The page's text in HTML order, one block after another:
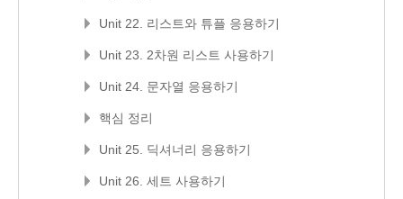
Unit 22. 리스트와 튜플 응용하기
Unit 23. 2차원 리스트 사용하기
Unit 24. 문자열 응용하기
핵심 정리
Unit 25. 딕셔너리 응용하기
Unit 26. 세트 사용하기